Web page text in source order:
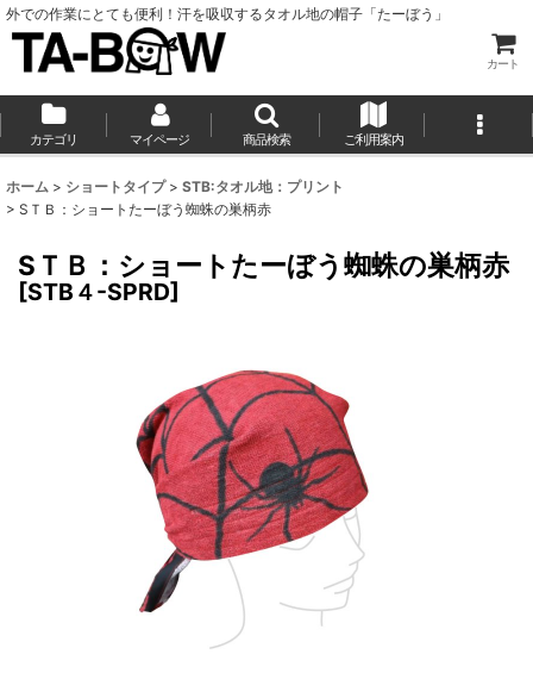
外での作業にとても便利！汗を吸収するタオル地の帽子「たーぼう」
カート
カテゴリ マイページ 商品検索 ご利用案内
ホーム > ショートタイプ > STB:タオル地：プリント
> SＴＢ：ショートたーぼう蜘蛛の巣柄赤
SＴＢ：ショートたーぼう蜘蛛の巣柄赤
[STB４-SPRD]